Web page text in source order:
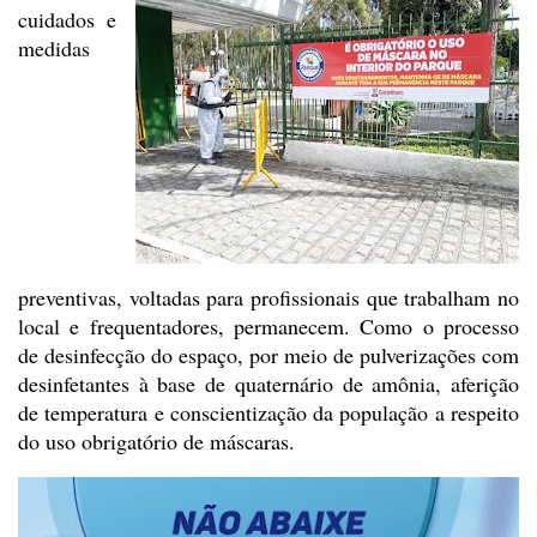
cuidados e
medidas
preventivas, voltadas para profissionais quetrabalham no
local e frequentadores, permanecem. Como o processo
de desinfecção do espaço, por meio de pulverizações com
desinfetantes à base de quaternário deamônia, aferição
de temperatura e conscientização da população a respeito
do uso obrigatório de máscaras.